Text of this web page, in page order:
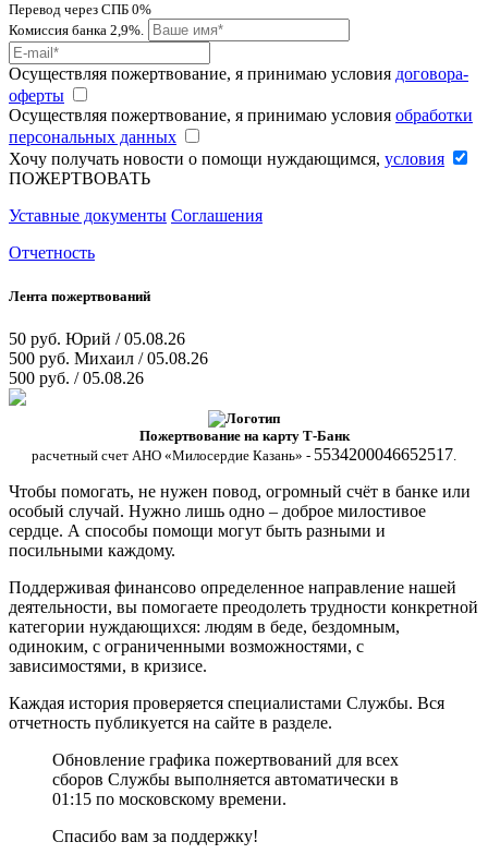
Перевод через СПБ 0%
Комиссия банка 2,9%.
Осуществляя пожертвование, я принимаю условия договора-
оферты
Осуществляя пожертвование, я принимаю условия обработки
персональных данных
Хочу получать новости о помощи нуждающимся, условия
ПОЖЕРТВОВАТЬ
Уставные документы Соглашения
Отчетность
Лента пожертвований
50 руб. Юрий / 05.08.26
500 руб. Михаил / 05.08.26
500 руб. / 05.08.26
Пожертвование на карту Т-Банк
расчетный счет АНО «Милосердие Казань» - 5534200046652517
Чтобы помогать, не нужен повод, огромный счёт в банке или
особый случай. Нужно лишь одно – доброе милостивое
сердце. А способы помощи могут быть разными и
посильными каждому.
Поддерживая финансово определенное направление нашей
деятельности, вы помогаете преодолеть трудности конкретной
категории нуждающихся: людям в беде, бездомным,
одиноким, с ограниченными возможностями, с
зависимостями, в кризисе.
Каждая история проверяется специалистами Службы. Вся
отчетность публикуется на сайте в разделе.
Обновление графика пожертвований для всех
сборов Службы выполняется автоматически в
01:15 по московскому времени.
Спасибо вам за поддержку!